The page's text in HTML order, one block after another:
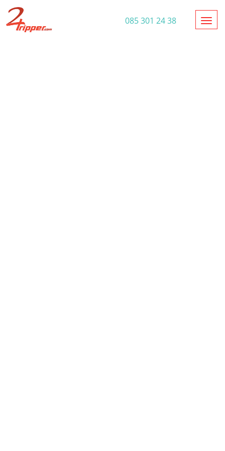
085 301 24 38